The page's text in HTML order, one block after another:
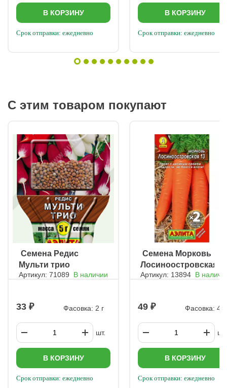
В КОРЗИНУ
Срок отправки: ежедневно
В КОРЗИНУ
Срок отправки: ежедневно
С этим товаром покупают
ㅤ Семена Редис
Мульти трио
Артикул: 71089 В наличии
33 Фасовка: 2 г
шт.
В КОРЗИНУ
Срок отправки: ежедневно
ㅤ Семена Морковь
Лосиноостровская
13
Артикул: 13894 В
49 Фасовка: 4 г
шт.
В КОРЗИНУ
Срок отправки: ежедневно